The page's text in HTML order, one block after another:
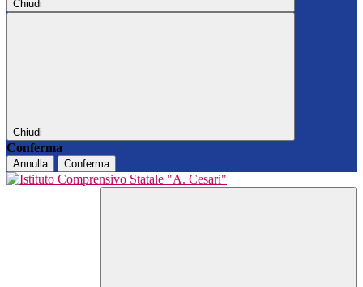
Chiudi
Chiudi
Conferma
Annulla Conferma